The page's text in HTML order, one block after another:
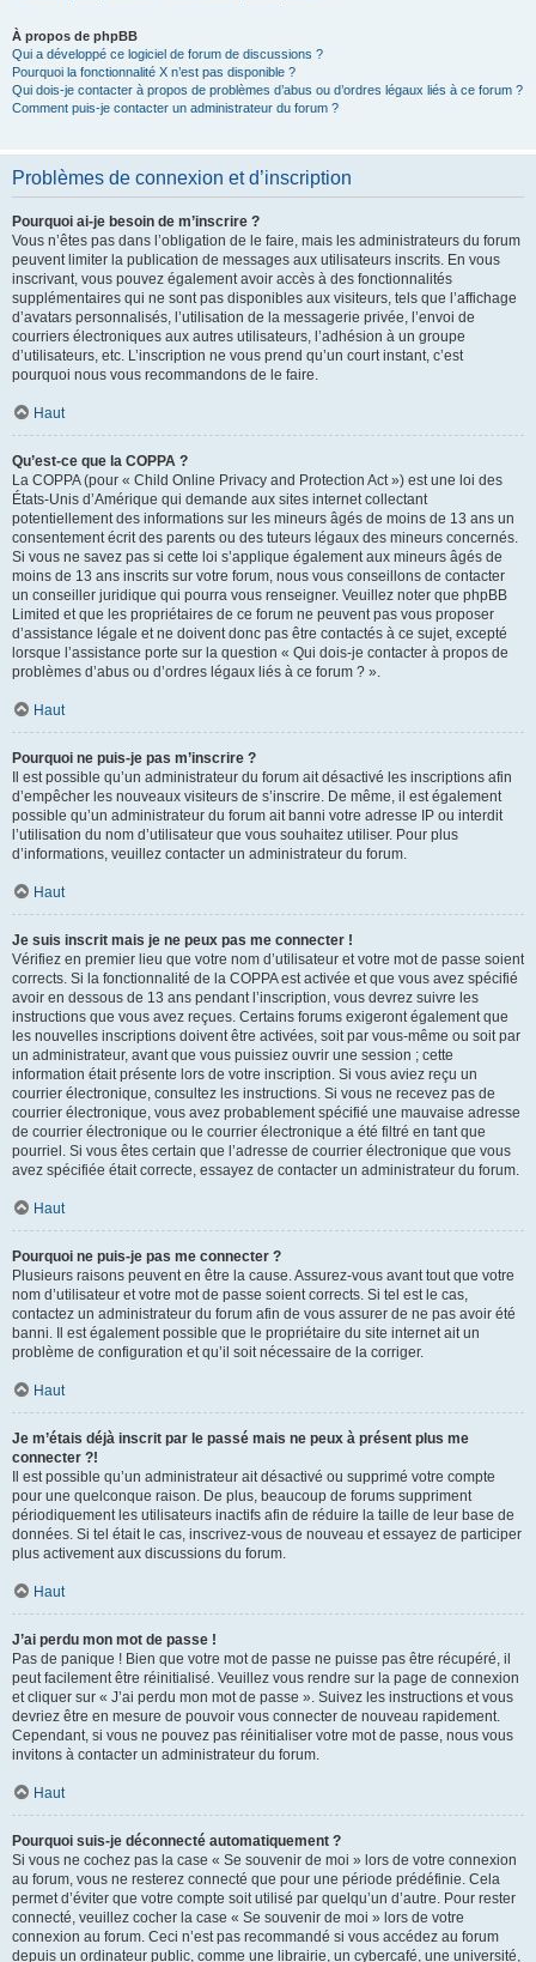
À propos de phpBB
Qui a développé ce logiciel de forum de discussions ?
Pourquoi la fonctionnalité X n’est pas disponible ?
Qui dois-je contacter à propos de problèmes d’abus ou d’ordres légaux liés à ce forum ?
Comment puis-je contacter un administrateur du forum ?
Problèmes de connexion et d’inscription
Pourquoi ai-je besoin de m’inscrire ?
Vous n’êtes pas dans l’obligation de le faire, mais les administrateurs du forum
peuvent limiter la publication de messages aux utilisateurs inscrits. En vous
inscrivant, vous pouvez également avoir accès à des fonctionnalités
supplémentaires qui ne sont pas disponibles aux visiteurs, tels que l’affichage
d’avatars personnalisés, l’utilisation de la messagerie privée, l’envoi de
courriers électroniques aux autres utilisateurs, l’adhésion à un groupe
d’utilisateurs, etc. L’inscription ne vous prend qu’un court instant, c’est
pourquoi nous vous recommandons de le faire.
Haut
Qu’est-ce que la COPPA ?
La COPPA (pour « Child Online Privacy and Protection Act ») est une loi des
États-Unis d’Amérique qui demande aux sites internet collectant
potentiellement des informations sur les mineurs âgés de moins de 13 ans un
consentement écrit des parents ou des tuteurs légaux des mineurs concernés.
Si vous ne savez pas si cette loi s’applique également aux mineurs âgés de
moins de 13 ans inscrits sur votre forum, nous vous conseillons de contacter
un conseiller juridique qui pourra vous renseigner. Veuillez noter que phpBB
Limited et que les propriétaires de ce forum ne peuvent pas vous proposer
d’assistance légale et ne doivent donc pas être contactés à ce sujet, excepté
lorsque l’assistance porte sur la question « Qui dois-je contacter à propos de
problèmes d’abus ou d’ordres légaux liés à ce forum ? ».
Haut
Pourquoi ne puis-je pas m’inscrire ?
Il est possible qu’un administrateur du forum ait désactivé les inscriptions afin
d’empêcher les nouveaux visiteurs de s’inscrire. De même, il est également
possible qu’un administrateur du forum ait banni votre adresse IP ou interdit
l’utilisation du nom d’utilisateur que vous souhaitez utiliser. Pour plus
d’informations, veuillez contacter un administrateur du forum.
Haut
Je suis inscrit mais je ne peux pas me connecter !
Vérifiez en premier lieu que votre nom d’utilisateur et votre mot de passe soient
corrects. Si la fonctionnalité de la COPPA est activée et que vous avez spécifié
avoir en dessous de 13 ans pendant l’inscription, vous devrez suivre les
instructions que vous avez reçues. Certains forums exigeront également que
les nouvelles inscriptions doivent être activées, soit par vous-même ou soit par
un administrateur, avant que vous puissiez ouvrir une session ; cette
information était présente lors de votre inscription. Si vous aviez reçu un
courrier électronique, consultez les instructions. Si vous ne recevez pas de
courrier électronique, vous avez probablement spécifié une mauvaise adresse
de courrier électronique ou le courrier électronique a été filtré en tant que
pourriel. Si vous êtes certain que l’adresse de courrier électronique que vous
avez spécifiée était correcte, essayez de contacter un administrateur du forum.
Haut
Pourquoi ne puis-je pas me connecter ?
Plusieurs raisons peuvent en être la cause. Assurez-vous avant tout que votre
nom d’utilisateur et votre mot de passe soient corrects. Si tel est le cas,
contactez un administrateur du forum afin de vous assurer de ne pas avoir été
banni. Il est également possible que le propriétaire du site internet ait un
problème de configuration et qu’il soit nécessaire de la corriger.
Haut
Je m’étais déjà inscrit par le passé mais ne peux à présent plus me
connecter ?!
Il est possible qu’un administrateur ait désactivé ou supprimé votre compte
pour une quelconque raison. De plus, beaucoup de forums suppriment
périodiquement les utilisateurs inactifs afin de réduire la taille de leur base de
données. Si tel était le cas, inscrivez-vous de nouveau et essayez de participer
plus activement aux discussions du forum.
Haut
J’ai perdu mon mot de passe !
Pas de panique ! Bien que votre mot de passe ne puisse pas être récupéré, il
peut facilement être réinitialisé. Veuillez vous rendre sur la page de connexion
et cliquer sur « J’ai perdu mon mot de passe ». Suivez les instructions et vous
devriez être en mesure de pouvoir vous connecter de nouveau rapidement.
Cependant, si vous ne pouvez pas réinitialiser votre mot de passe, nous vous
invitons à contacter un administrateur du forum.
Haut
Pourquoi suis-je déconnecté automatiquement ?
Si vous ne cochez pas la case « Se souvenir de moi » lors de votre connexion
au forum, vous ne resterez connecté que pour une période prédéfinie. Cela
permet d’éviter que votre compte soit utilisé par quelqu’un d’autre. Pour rester
connecté, veuillez cocher la case « Se souvenir de moi » lors de votre
connexion au forum. Ceci n’est pas recommandé si vous accédez au forum
depuis un ordinateur public, comme une librairie, un cybercafé, une université,